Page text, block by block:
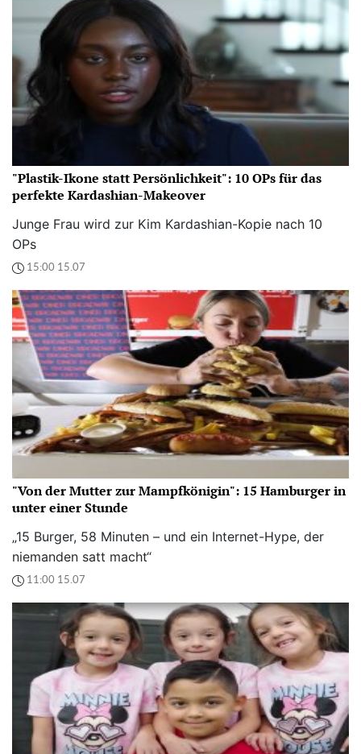
"Plastik-Ikone statt Persönlichkeit": 10 OPs für das
perfekte Kardashian-Makeover
Junge Frau wird zur Kim Kardashian-Kopie nach 10
OPs
15:00 15.07
"Von der Mutter zur Mampfkönigin": 15 Hamburger in
unter einer Stunde
„15 Burger, 58 Minuten – und ein Internet-Hype, der
niemanden satt macht“
11:00 15.07